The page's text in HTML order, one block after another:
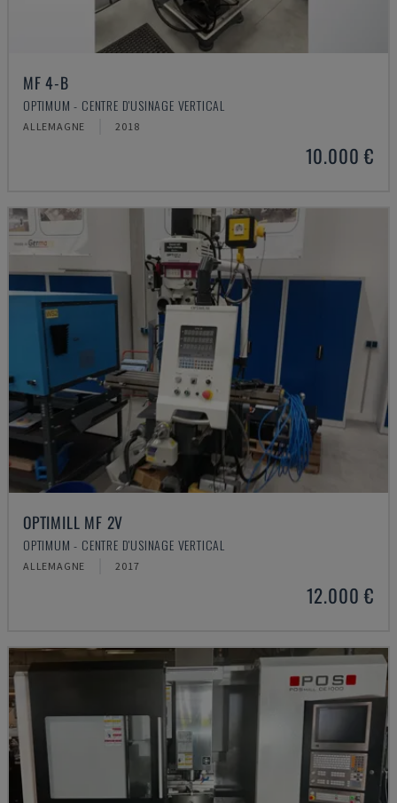
MF 4-B
OPTIMUM - CENTRE D'USINAGE VERTICAL
ALLEMAGNE 2018
10.000 €
OPTIMILL MF 2V
OPTIMUM - CENTRE D'USINAGE VERTICAL
ALLEMAGNE 2017
12.000 €